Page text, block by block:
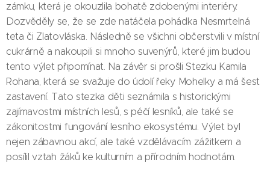
zámku, která je okouzlila bohatě zdobenými interiéry.
Dozvěděly se, že se zde natáčela pohádka Nesmrtelná
teta či Zlatovláska. Následně se všichni občerstvili v místní
cukrárně a nakoupili si mnoho suvenýrů, které jim budou
tento výlet připomínat. Na závěr si prošli Stezku Kamila
Rohana, která se svažuje do údolí řeky Mohelky a má šest
zastavení. Tato stezka děti seznámila s historickými
zajímavostmi místních lesů, s péčí lesníků, ale také se
zákonitostmi fungování lesního ekosystému. Výlet byl
nejen zábavnou akcí, ale také vzdělávacím zážitkem a
posílil vztah žáků ke kulturním a přírodním hodnotám.